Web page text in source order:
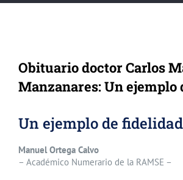
Obituario doctor Carlos
Manzanares: Un ejemplo
Un ejemplo de fidelidad
Manuel Ortega Calvo
– Académico Numerario de la RAMSE –